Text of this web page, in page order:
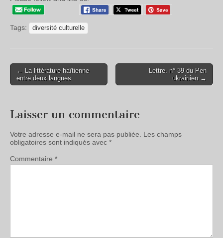
Tags: diversité culturelle
← La littérature haïtienne
entre deux langues
Lettre. n° 39 du Pen
ukrainien →
Laisser un commentaire
Votre adresse e-mail ne sera pas publiée.
Les champs
obligatoires sont indiqués avec *
Commentaire *